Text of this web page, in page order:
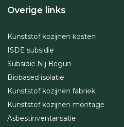
Overige links
Kunststof kozijnen kosten
ISDE subsidie
Subsidie Nij Begun
Biobased isolatie
Kunststof kozijnen fabriek
Kunststof kozijnen montage
Asbestinventarisatie